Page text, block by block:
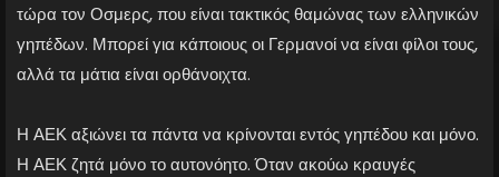
τώρα τον Οσμερς, που είναι τακτικός θαμώνας των ελληνικών
γηπέδων. Μπορεί για κάποιους οι Γερμανοί να είναι φίλοι τους,
αλλά τα μάτια είναι ορθάνοιχτα.
Η ΑΕΚ αξιώνει τα πάντα να κρίνονται εντός γηπέδου και μόνο.
Η ΑΕΚ ζητά μόνο το αυτονόητο. Όταν ακούω κραυγές